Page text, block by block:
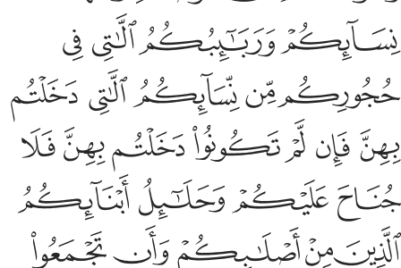
ﲅﲆﲇﲈ
ﲉﲊﲋﲌ ﲍ
ﲎﲏ ﲐﲑﲒﲓﲔ
ﲕﲖﲗﲘ
ﲙﲚﲛﲜﲝ